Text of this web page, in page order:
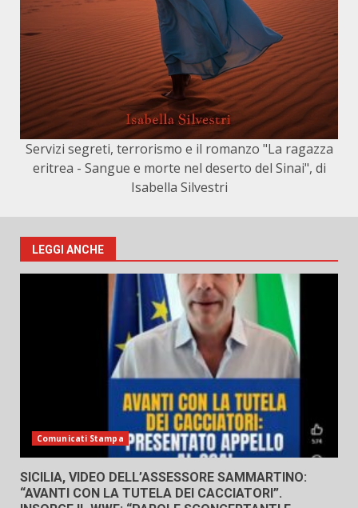
Servizi segreti, terrorismo e il romanzo "La ragazza
eritrea - Sangue e morte nel deserto del Sinai", di
Isabella Silvestri
LEGGI ANCHE
Comunicati Stampa
SICILIA, VIDEO DELL’ASSESSORE SAMMARTINO:
“AVANTI CON LA TUTELA DEI CACCIATORI”.